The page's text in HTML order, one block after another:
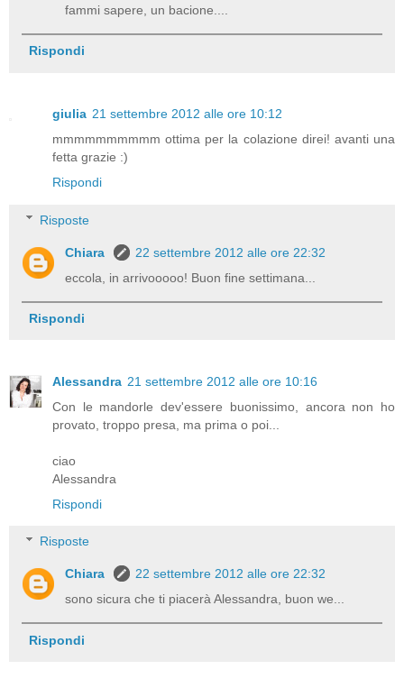
fammi sapere, un bacione....
Rispondi
giulia 21 settembre 2012 alle ore 10:12
mmmmmmmmmm ottima per la colazione direi! avanti una
fetta grazie :)
Rispondi
Risposte
Chiara
22 settembre 2012 alle ore 22:32
eccola, in arrivooooo! Buon fine settimana...
Rispondi
Alessandra 21 settembre 2012 alle ore 10:16
Con le mandorle dev'essere buonissimo, ancora non ho
provato, troppo presa, ma prima o poi...
ciao
Alessandra
Rispondi
Risposte
Chiara
22 settembre 2012 alle ore 22:32
sono sicura che ti piacerà Alessandra, buon we...
Rispondi